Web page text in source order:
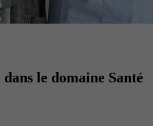
le domaine Santé